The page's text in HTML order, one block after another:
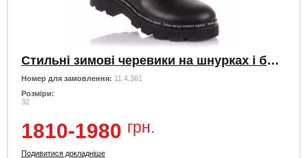
Стильні зимові черевики на шнурках і блискавки
Номер для замовлення: 11.4.361
Розміри:
32
1810-1980 грн.
Подивитися докладніше